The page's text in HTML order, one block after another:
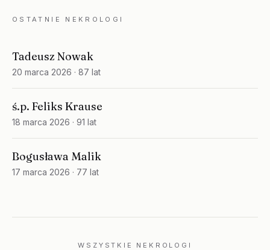
OSTATNIE NEKROLOGI
Tadeusz Nowak
20 marca 2026 · 87 lat
ś.p. Feliks Krause
18 marca 2026 · 91 lat
Bogusława Malik
17 marca 2026 · 77 lat
WSZYSTKIE NEKROLOGI